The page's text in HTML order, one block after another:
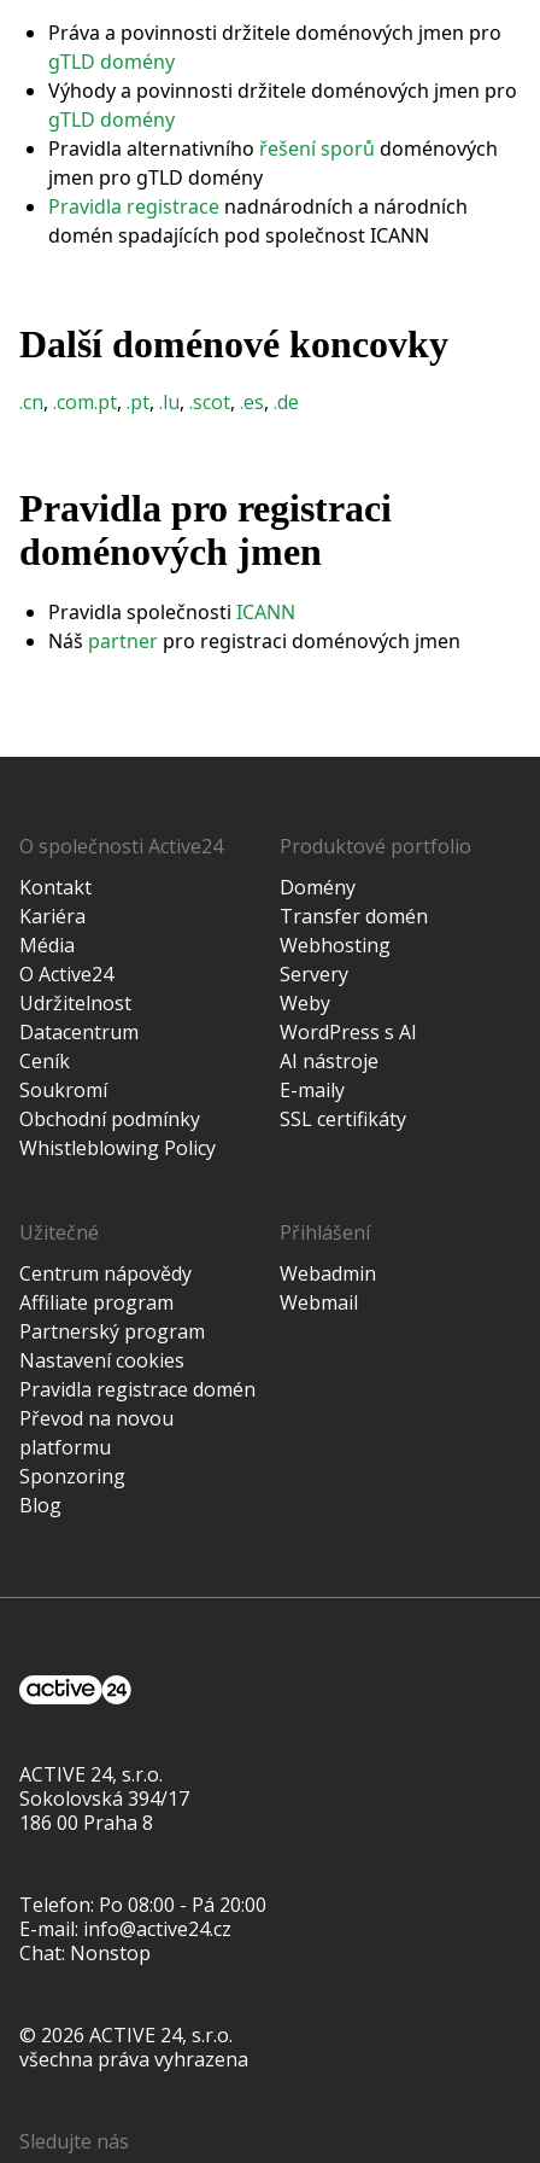
Práva a povinnosti držitele doménových jmen pro
gTLD domény
Výhody a povinnosti držitele doménových jmen pro
gTLD domény
Pravidla alternativního řešení sporů doménových
jmen pro gTLD domény
Pravidla registrace nadnárodních a národních
domén spadajících pod společnost ICANN
Další doménové koncovky
.cn, .com.pt, .pt, .lu, .scot, .es, .de
Pravidla pro registraci
doménových jmen
Pravidla společnosti ICANN
Náš partner pro registraci doménových jmen
O společnosti Active24
Kontakt
Kariéra
Média
O Active24
Udržitelnost
Datacentrum
Ceník
Soukromí
Obchodní podmínky
Whistleblowing Policy
Produktové portfolio
Domény
Transfer domén
Webhosting
Servery
Weby
WordPress s AI
AI nástroje
E-maily
SSL certifikáty
Užitečné
Centrum nápovědy
Affiliate program
Partnerský program
Nastavení cookies
Pravidla registrace domén
Převod na novou
platformu
Sponzoring
Blog
Přihlášení
Webadmin
Webmail
ACTIVE 24, s.r.o.
Sokolovská 394/17
186 00 Praha 8
Telefon: Po 08:00 - Pá 20:00
E-mail: info@active24.cz
Chat: Nonstop
© 2026 ACTIVE 24, s.r.o.
všechna práva vyhrazena
Sledujte nás